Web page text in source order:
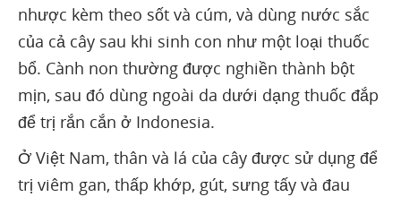
nhược kèm theo sốt và cúm, và dùng nước sắc
của cả cây sau khi sinh con như một loại thuốc
bổ. Cành non thường được nghiền thành bột
mịn, sau đó dùng ngoài da dưới dạng thuốc đắp
để trị rắn cắn ở Indonesia.
Ở Việt Nam, thân và lá của cây được sử dụng để
trị viêm gan, thấp khớp, gút, sưng tấy và đau